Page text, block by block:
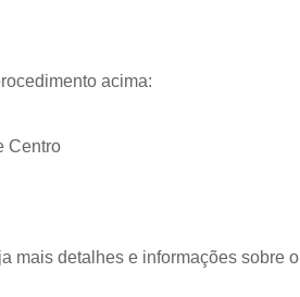
acima:
Centro
mais detalhes e informações sobre o